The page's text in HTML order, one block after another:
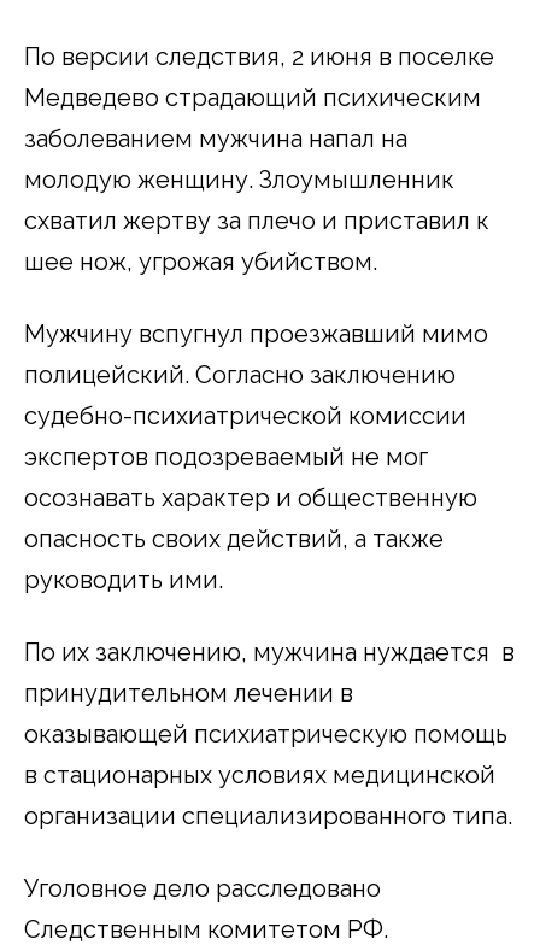
По версии следствия, 2 июня в поселке
Медведево страдающий психическим
заболеванием мужчина напал на
молодую женщину. Злоумышленник
схватил жертву за плечо и приставил к
шее нож, угрожая убийством.
Мужчину вспугнул проезжавший мимо
полицейский. Согласно заключению
судебно-психиатрической комиссии
экспертов подозреваемый не мог
осознавать характер и общественную
опасность своих действий, а также
руководить ими.
По их заключению, мужчина нуждается в
принудительном лечении в
оказывающей психиатрическую помощь
в стационарных условиях медицинской
организации специализированного типа.
Уголовное дело расследовано
Следственным комитетом РФ.